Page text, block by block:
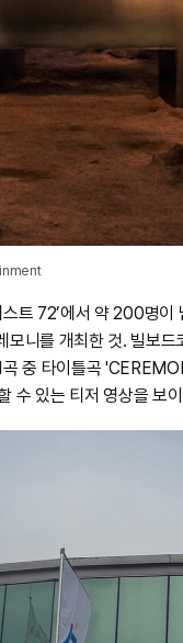
트 72’에서 약 200명이
니를 개최한 것. 빌보드
중 타이틀곡
수 있는 티저 영상을 보